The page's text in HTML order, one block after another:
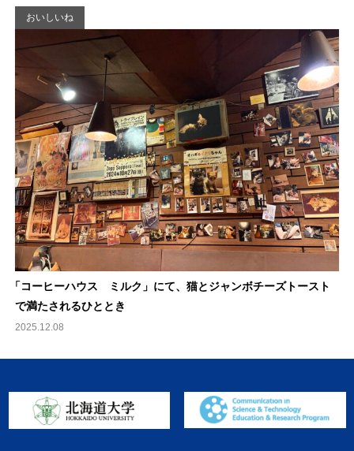
おいしいね
「コーヒーハウス ミルク」にて、猫とジャンボチーズトースト
で満たされるひととき
2025.12.08